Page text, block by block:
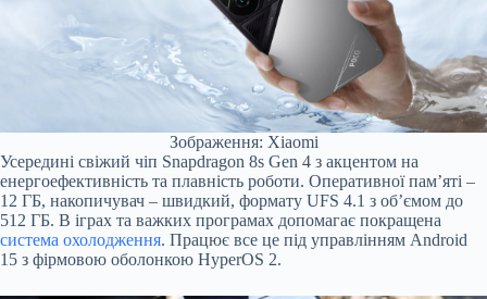
Зображення: Xiaomi
Усередині свіжий чіп Snapdragon 8s Gen 4 з акцентом на
енергоефективність та плавність роботи. Оперативної пам’яті –
12 ГБ, накопичувач – швидкий, формату UFS 4.1 з об’ємом до
512 ГБ. В іграх та важких програмах допомагає покращена
система охолодження. Працює все це під управлінням Android
15 з фірмовою оболонкою HyperOS 2.